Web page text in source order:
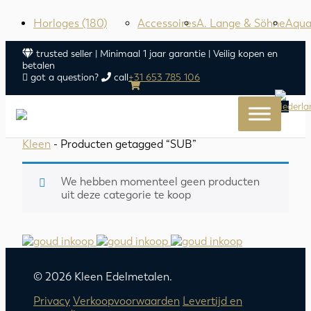
Horloges (180) AccessoiresA. Lange & Söhne
trusted seller | Minimaal 1 jaar garantie | Veilig kopen en
betalen
got a question?
call+31 653 785 106
Kleen - Producten getagged “SUB”
We hebben momenteel geen producten
uit deze categorie te koop
© 2026 Kleen Edelmetalen.
Privacy Verkoopvoorwaarden Levertijd en